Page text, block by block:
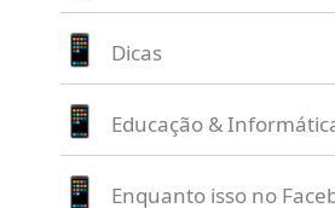
Dicas
Educação &
Enquanto isso no